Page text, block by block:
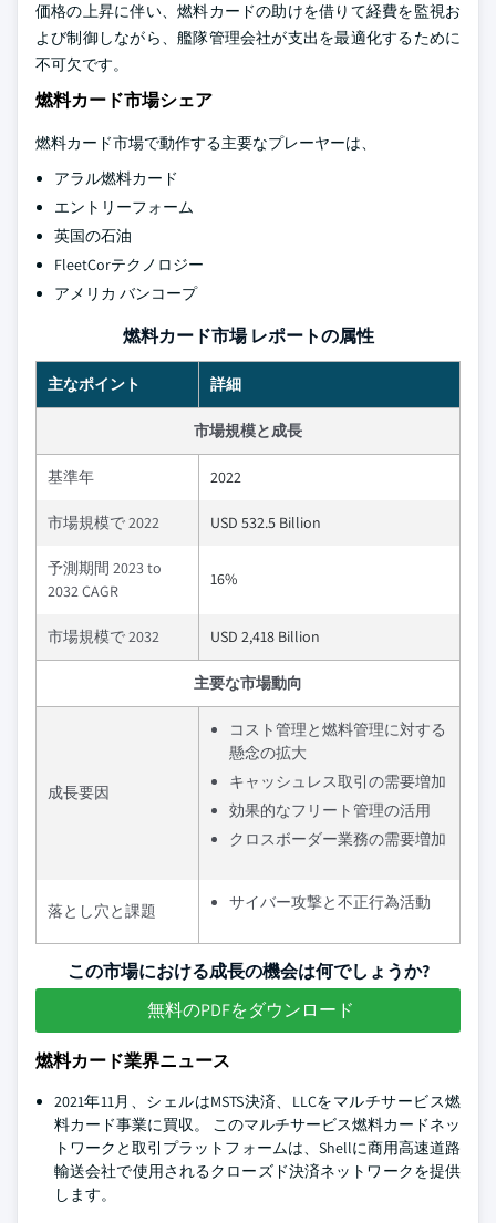
価格の上昇に伴い、燃料カードの助けを借りて経費を監視お
よび制御しながら、艦隊管理会社が支出を最適化するために
不可欠です。
燃料カード市場シェア
燃料カード市場で動作する主要なプレーヤーは、
アラル燃料カード
エントリーフォーム
英国の石油
FleetCorテクノロジー
アメリカ バンコープ
燃料カード市場 レポートの属性
主なポイント 詳細
市場規模と成長
基準年 2022
市場規模で 2022 USD 532.5 Billion
予測期間 2023 to
2032 CAGR
16%
市場規模で 2032 USD 2,418 Billion
主要な市場動向
成長要因
コスト管理と燃料管理に対する
懸念の拡大
キャッシュレス取引の需要増加
効果的なフリート管理の活用
クロスボーダー業務の需要増加
落とし穴と課題 サイバー攻撃と不正行為活動
この市場における成長の機会は何でしょうか?
無料のPDFをダウンロード
燃料カード業界ニュース
2021年11月、シェルはMSTS決済、LLCをマルチサービス燃
料カード事業に買収。 このマルチサービス燃料カードネッ
トワークと取引プラットフォームは、Shellに商用高速道路
輸送会社で使用されるクローズド決済ネットワークを提供
します。